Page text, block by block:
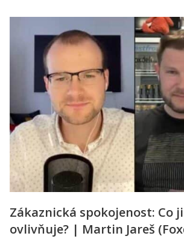
Zákaznická spokojenost: Co
ovlivňuje? | Martin Jareš